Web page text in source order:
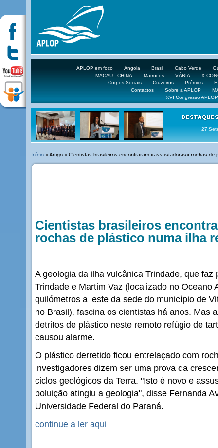
APLOP em foco Angola Brasil Cabo Verde
MACAU - CHINA
Marrocos VÁRIA
X
Corpos Sociais
Cruzeiros Prémios
Contactos
Sobre a APLOP
XVI Congresso APLOP
16 DE
Início > Artigo > Cientistas brasileiros encontraram «assustadoras» rochas de
Cientistas brasileiros
rochas de plástico numa ilha
A geologia da ilha vulcânica Trindade, que faz
Trindade e Martim Vaz (localizado no Oceano
quilómetros a leste da sede do município de
no Brasil), fascina os cientistas há anos. Mas
detritos de plástico neste remoto refúgio de
causou alarme.
O plástico derretido ficou entrelaçado com
investigadores dizem ser uma prova da
ciclos geológicos da Terra. "Isto é novo e
poluição atingiu a geologia", disse Fernanda
Universidade Federal do Paraná.
continue a ler aqui